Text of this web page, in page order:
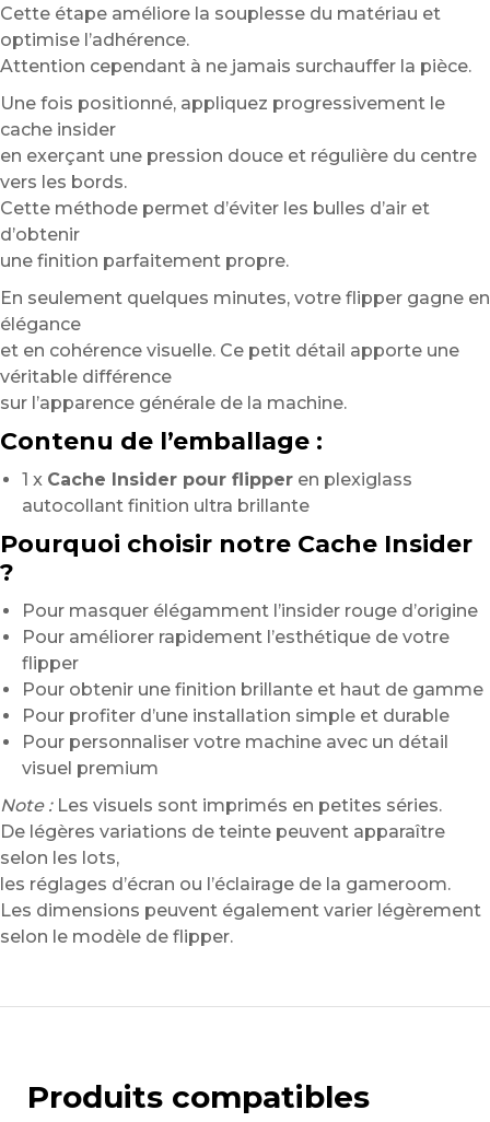
Cette étape améliore la souplesse du matériau et
optimise l’adhérence.
Attention cependant à ne jamais surchauffer la pièce.
Une fois positionné, appliquez progressivement le
cache insider
en exerçant une pression douce et régulière du centre
vers les bords.
Cette méthode permet d’éviter les bulles d’air et
d’obtenir
une finition parfaitement propre.
En seulement quelques minutes, votre flipper gagne en
élégance
et en cohérence visuelle. Ce petit détail apporte une
véritable différence
sur l’apparence générale de la machine.
Contenu de l’emballage :
1 x Cache Insider pour flipper en plexiglass
autocollant finition ultra brillante
Pourquoi choisir notre Cache Insider
?
Pour masquer élégamment l’insider rouge d’origine
Pour améliorer rapidement l’esthétique de votre
flipper
Pour obtenir une finition brillante et haut de gamme
Pour profiter d’une installation simple et durable
Pour personnaliser votre machine avec un détail
visuel premium
Note :Les visuels sont imprimés en petites séries.
De légères variations de teinte peuvent apparaître
selon les lots,
les réglages d’écran ou l’éclairage de la gameroom.
Les dimensions peuvent également varier légèrement
selon le modèle de flipper.
Produits compatibles